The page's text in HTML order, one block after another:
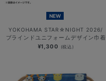
NEW
YOKOHAMA STAR☆NIGHT 2026/
ブラインドユニフォームデザイン巾着
¥1,300 (税込)